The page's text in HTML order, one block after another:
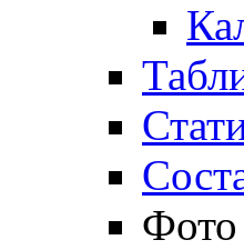
Фото